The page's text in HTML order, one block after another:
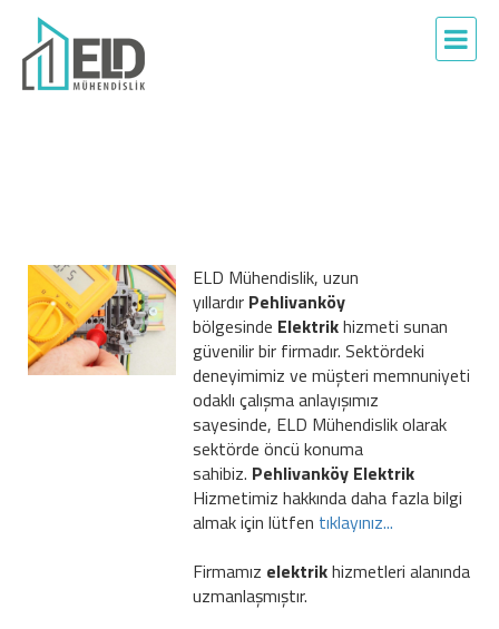
ELD Mühendislik, uzun
yıllardır Pehlivanköy
bölgesinde Elektrikhizmeti sunan
güvenilir bir firmadır. Sektördeki
deneyimimiz ve müşteri memnuniyeti
odaklı çalışma anlayışımız
sayesinde, ELD Mühendislik olarak
sektörde öncü konuma
sahibiz. Pehlivanköy Elektrik
Hizmetimiz hakkında daha fazla bilgi
almak için lütfen tıklayınız...
Firmamız elektrikhizmetleri alanında
uzmanlaşmıştır.